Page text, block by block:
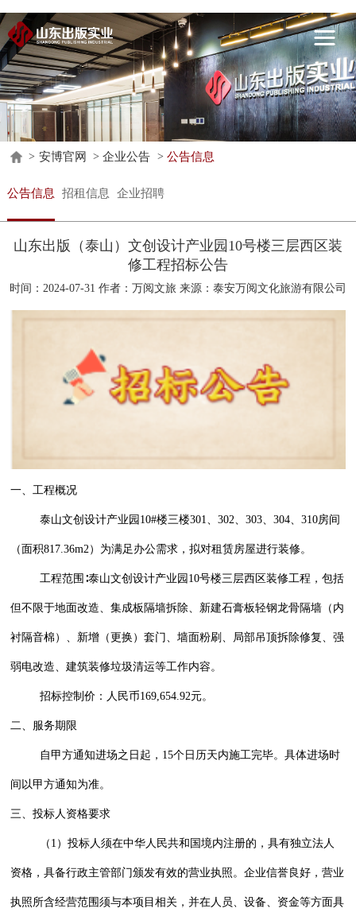
安
博
官
网
关
于
我
惠
博
工
务
企
> 安博官网 > 企业公告 > 公告信息
公告信息 招租信息 企业招聘
山东出版（泰山）文创设计产业园10号楼三层西区装
修工程招标公告
时间： 2024-07-31 作者：万阅文旅 来源：泰安万阅文化旅游有限公司
一、工程概况
泰山文创设计产业园10#楼三楼301、302、303、304、310房间
（面积817.36m2）为满足办公需求，拟对租赁房屋进行装修。
工程范围∶泰山文创设计产业园10号楼三层西区装修工程，包括
但不限于地面改造、集成板隔墙拆除、新建石膏板轻钢龙骨隔墙（内
衬隔音棉）、新增（更换）套门、墙面粉刷、局部吊顶拆除修复、强
弱电改造、建筑装修垃圾清运等工作内容。
招标控制价：人民币169,654.92元。
二、服务期限
自甲方通知进场之日起，15个日历天内施工完毕。具体进场时
间以甲方通知为准。
三、投标人资格要求
（1）投标人须在中华人民共和国境内注册的，具有独立法人
资格，具备行政主管部门颁发有效的营业执照。企业信誉良好，营业
执照所含经营范围须与本项目相关，并在人员、设备、资金等方面具